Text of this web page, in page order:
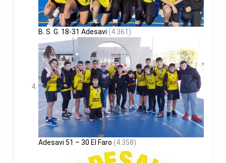
B. S. G. 18-31 Adesavi (4.361)
Adesavi 51 – 30 El Faro (4.358)